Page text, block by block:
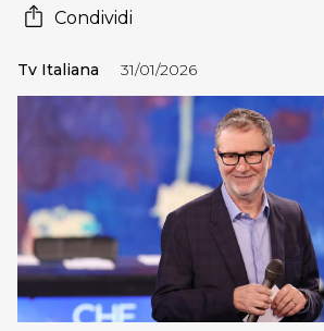
Condividi
Tv Italiana 31/01/2026